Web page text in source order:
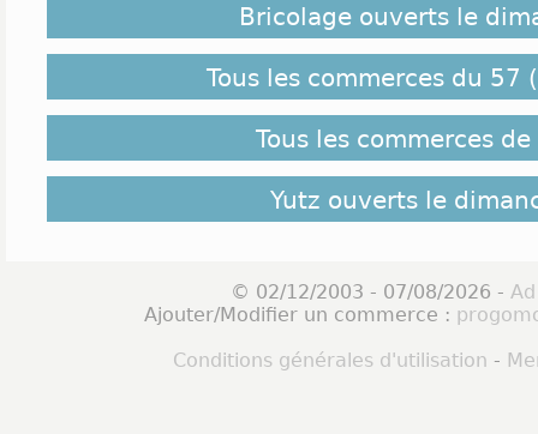
Bricolage ouverts le
Tous les commerces du 57
Tous les commerces de
Yutz ouverts le
© 02/12/2003 - 07/08/2026 -
Ajouter/Modifier un commerce :
Conditions générales d'utilisation -